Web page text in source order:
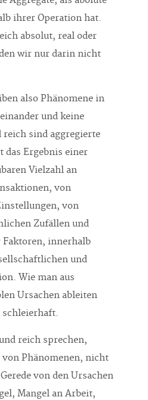
ihrer Operation hat.
absolut, real oder
wir nur darin nicht
also Phänomene in
und keine
reich sind aggregierte
das Ergebnis einer
Vielzahl an
von
von
Zufällen und
Faktoren, innerhalb
und
Wie man aus
Ursachen ableiten
reich sprechen,
Phänomenen, nicht
von den Ursachen
Mangel an Arbeit,